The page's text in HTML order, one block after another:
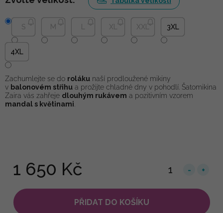
1 650 Kč
PŘIDAT DO KOŠÍKU
S M XL XXL 3XL
4XL
Zachumlejte se do roláku naší prodloužené mikiny
v balonovém střihu a prožijte chladné dny v pohodlí. Šatomikina
Zaira vás zahřeje dlouhým rukávem a pozitivním vzorem
mandal s květinami